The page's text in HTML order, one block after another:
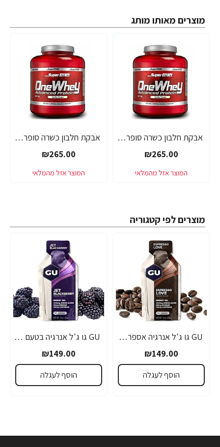
מוצרים מאותו מותג
אבקת חלבון כשרה סופר אפקט - טעם אלפחורס - SUPER EFFECT ONE WHEY - משקל 2.27 ק"ג - מבית SUPER EFFECT
₪265.00
אבקת חלבון כשרה סופר אפקט - טעם בננה - SUPER EFFECT ONE WHEY - משקל 2.27 ק"ג - מבית SUPER EFFECT
₪265.00
מוצרים לפי קטגוריה
GU גו ג'ל אנרגיה אספרסו 32 גרם - 24 יחידות
₪149.00
הוסף לעגלה
GU גו ג'ל אנרגיה בטעם פטל שחור 32 גרם - 24 יחידות
₪149.00
הוסף לעגלה